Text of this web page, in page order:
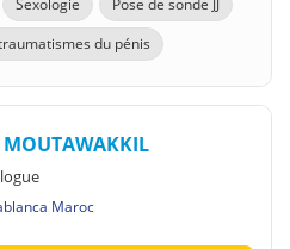
Sexologie
Pose de sonde JJ
du pénis
Maroc